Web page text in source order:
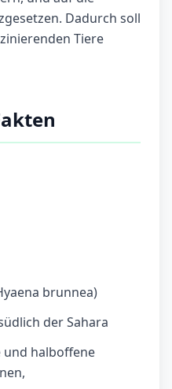
Dadurch soll
Tiere
brunnea)
der Sahara
und halboffene